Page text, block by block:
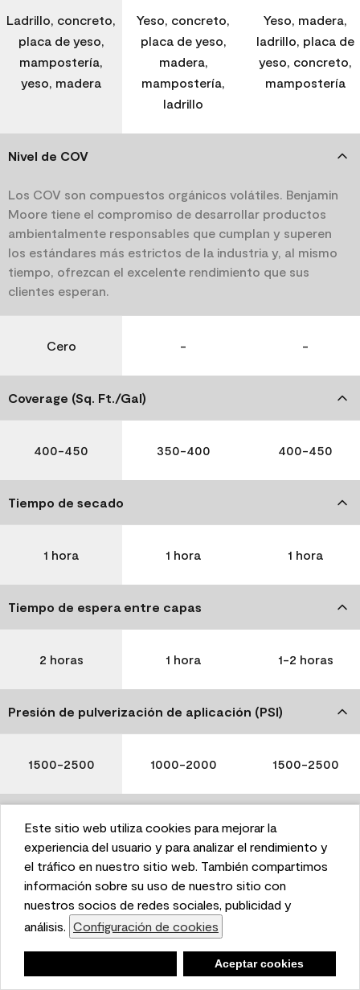
This website uses cookies to enhance user experience
and to analyze performance and traffic on our website.
We also share information about your use of our site
with our social media, advertising, and analytics
partners. Cookie Settings
Accept Cookies
Este sitio web utiliza cookies para mejorar la
experiencia del usuario y para analizar el rendimiento y
el tráfico en nuestro sitio web. También compartimos
información sobre su uso de nuestro sitio con
nuestros socios de redes sociales, publicidad y
análisis. Configuración de cookies
Aceptar cookies
Ladrillo, concreto,
placa de yeso,
mampostería,
yeso, madera
Yeso, concreto,
placa de yeso,
madera,
mampostería,
ladrillo
Yeso, madera,
ladrillo, placa de
yeso, concreto,
mampostería
Nivel de COV
Los COV son compuestos orgánicos volátiles. Benjamin
Moore tiene el compromiso de desarrollar productos
ambientalmente responsables que cumplan y superen
los estándares más estrictos de la industria y, al mismo
tiempo, ofrezcan el excelente rendimiento que sus
clientes esperan.
Cero - -
Coverage (Sq. Ft./Gal)
400-450 350-400 400-450
Tiempo de secado
1 hora 1 hora 1 hora
Tiempo de espera entre capas
2 horas 1 hora 1-2 horas
Presión de pulverización de aplicación (PSI)
1500-2500 1000-2000 1500-2500
Agua y jabón Agua y jabón Agua y jabón